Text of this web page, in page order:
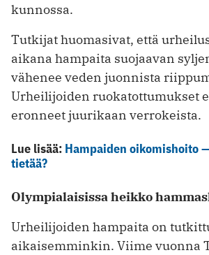
kunnossa.
Tutkijat huomasivat, että
aikana hampaita suojaavan
vähenee veden juonnista
Urheilijoiden ruokatottumukset
eronneet juurikaan verrokeista.
Lue lisää: Hampaiden oikomishoito
tietää?
Olympialaisissa heikko
Urheilijoiden hampaita on
aikaisemminkin. Viime vuonna